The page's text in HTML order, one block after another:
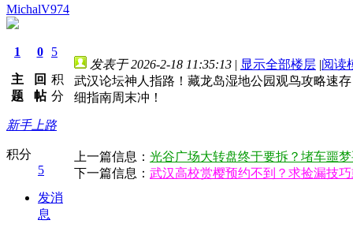
MichalV974
1
主
题
0
回
帖
5
积
分
新手上路
积分
5
发消
息
发表于 2026-2-18 11:35:13 | 显示全部楼层 |阅读
武汉论坛神人指路！藏龙岛湿地公园观鸟攻略速
细指南周末冲！
上一篇信息： 光谷广场大转盘终于要拆？堵车噩
下一篇信息： 武汉高校赏樱预约不到？求捡漏技